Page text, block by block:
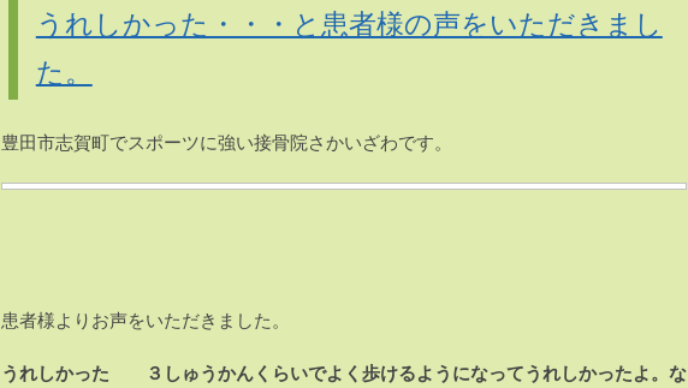
うれしかった・・・と患者様の声をいただきまし
た。
豊田市志賀町でスポーツに強い接骨院さかいざわです。
患者様よりお声をいただきました。
うれしかった ３しゅうかんくらいでよく歩けるようになってうれしかったよ。な